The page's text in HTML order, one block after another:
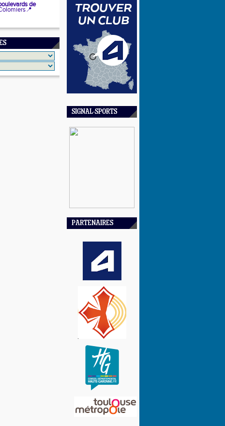
de
📍
SIGNAL-SPORTS
PARTENAIRES